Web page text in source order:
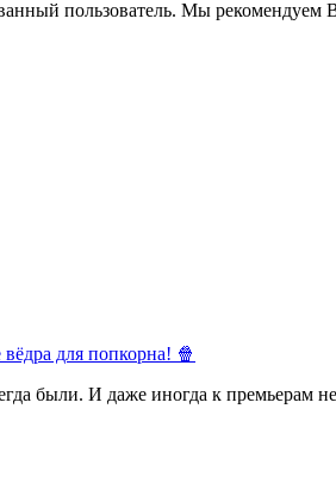
пользователь. Мы рекомендуем
для попкорна! 🍿
были. И даже иногда к премьерам